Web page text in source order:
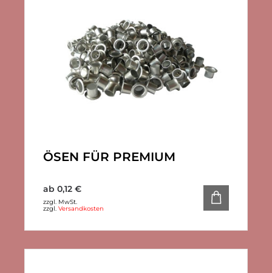
ÖSEN FÜR PREMIUM
ab 0,12 €
zzgl. MwSt.
zzgl. Versandkosten